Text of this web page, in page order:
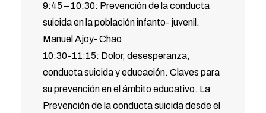
9:45 – 10:30: Prevención de la conducta
suicida en la población infanto- juvenil.
Manuel Ajoy- Chao
10:30-11:15: Dolor, desesperanza,
conducta suicida y educación. Claves para
su prevención en el ámbito educativo. La
Prevención de la conducta suicida desde el